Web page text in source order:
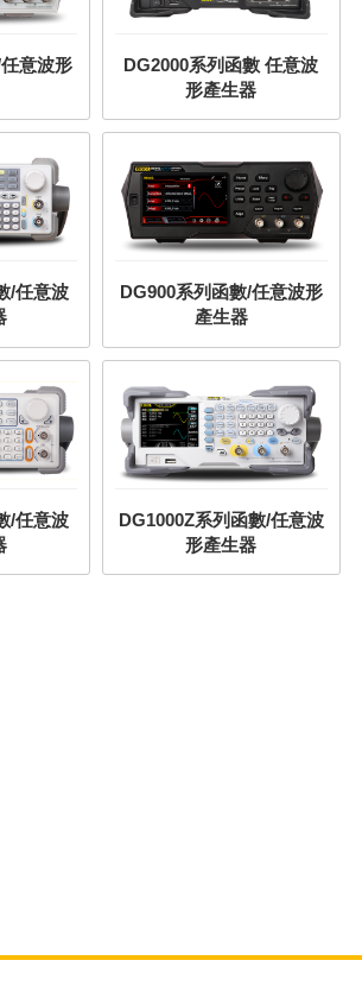
意波形
DG2000系列函數 任意波
形產生器
/任意波
DG900系列函數/任意波形
產生器
/任意波
DG1000Z系列函數/任意波
形產生器